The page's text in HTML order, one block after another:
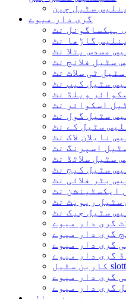
سٹیل چین
گری دار میوے
ہیکساگونل نٹ
گاڑھا نٹ
مسدس پتلا نٹ
سٹیل فلانج نٹ
ٹی سلاٹ نٹ
سٹیل کیپ نٹ
ویلڈ نٹ
اسکوائر نٹ
سٹیل گول نٹ
سٹیل کے نٹ
نایلان لاک نٹ
اسپرنگ نٹ
سٹیل سلاٹڈ نٹ
سٹیل کیج نٹ
بٹر فلائی نٹ
ایکسٹینشن نٹ
سٹیل ریویٹ نٹ
سٹیل جیک نٹ
گری دار میوے
گری دار میوے
گری دار میوے
گری دار میوے
گری دار میوے
گری دار میوے